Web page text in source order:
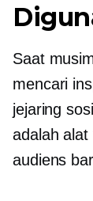
Saat
mencari
jejaring
adalah
audiens